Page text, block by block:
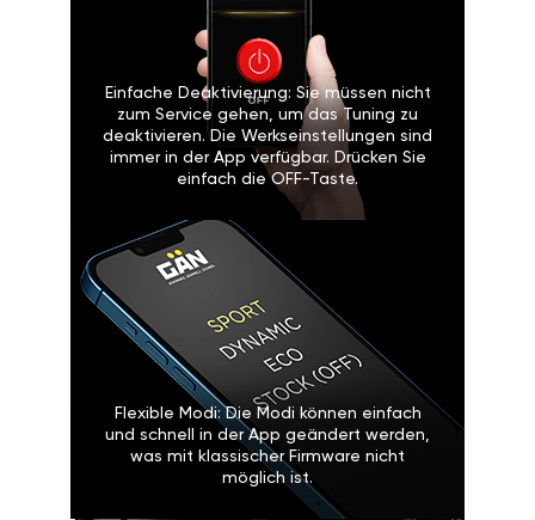
Einfache Deaktivierung: Sie müssen nicht
zum Service gehen, um das Tuning zu
deaktivieren. Die Werkseinstellungen sind
immer in der App verfügbar. Drücken Sie
einfach die OFF-Taste.
Flexible Modi: Die Modi können einfach
und schnell in der App geändert werden,
was mit klassischer Firmware nicht
möglich ist.